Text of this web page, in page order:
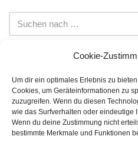
Cookie-
Um dir ein optimales Erlebnis zu
Cookies, um Geräteinformationen zu
zuzugreifen. Wenn du diesen
wie das Surfverhalten oder eindeutige
Wenn du deine Zustimmung nicht
bestimmte Merkmale und Funktionen
Impressum Datenschutz
Die auf dieser Webseite
keine Anlageberatung dar. Bei